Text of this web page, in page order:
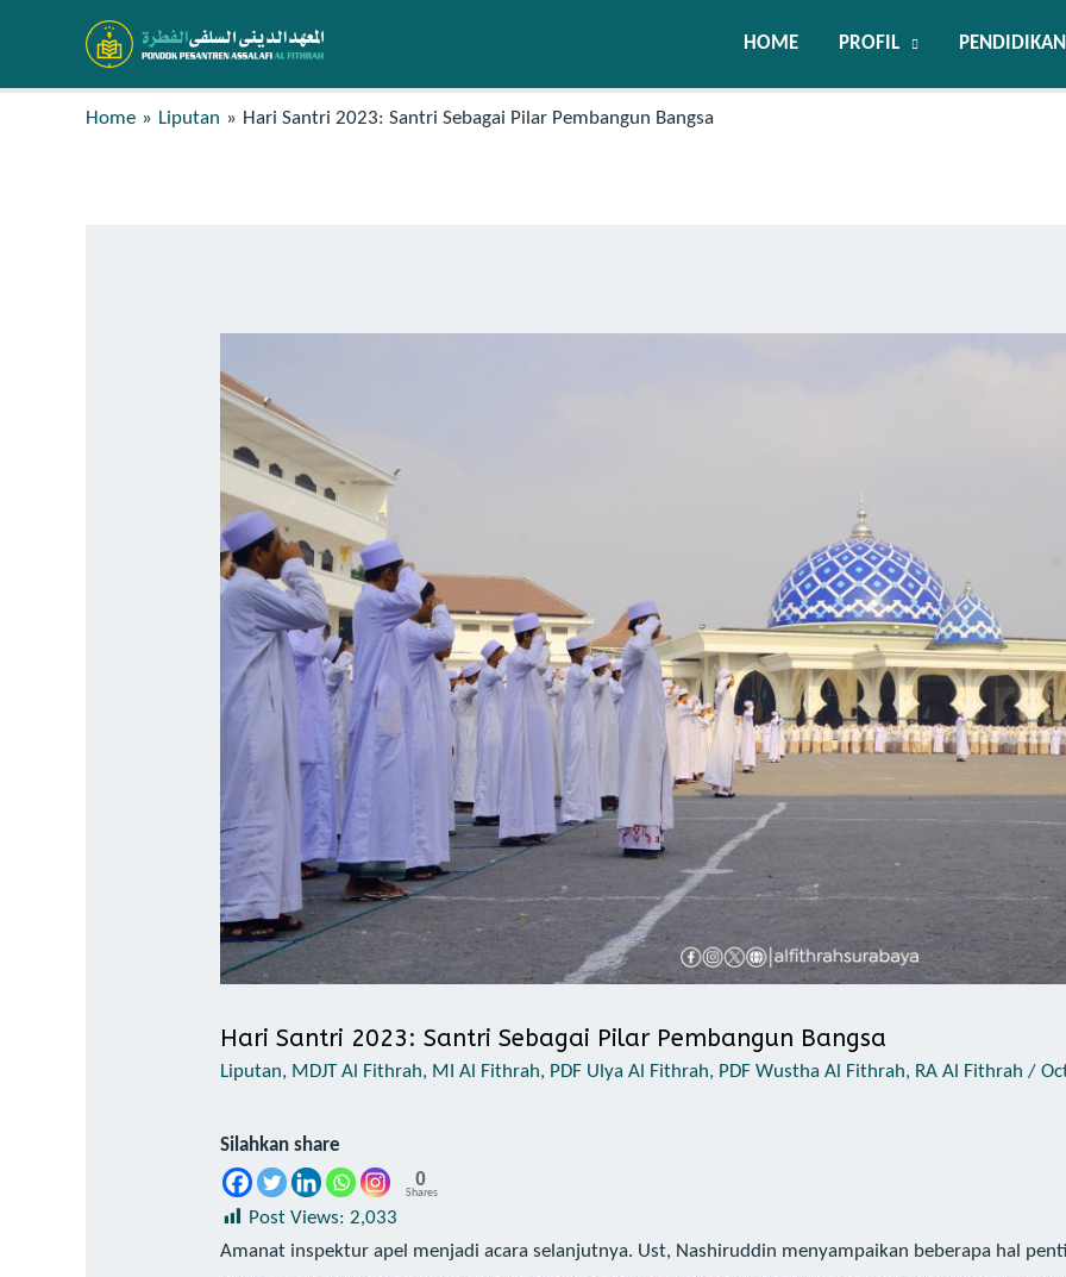
HOME PROFIL PENDIDIKAN
Home Liputan Hari Santri 2023: Santri Sebagai Pilar Pembangun Bangsa
Hari Santri 2023: Santri Sebagai Pilar Pembangun Bangsa
Liputan, MDJT Al Fithrah, MI Al Fithrah, PDF Ulya Al Fithrah, PDF Wustha Al Fithrah, RA Al Fithrah /
Silahkan share
0
Shares
Post Views: 2,033
Amanat inspektur apel menjadi acara selanjutnya. Ust, Nashiruddin menyampaikan beberapa hal